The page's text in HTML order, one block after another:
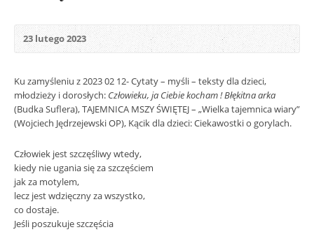
23 lutego 2023
Ku zamyśleniu z 2023 02 12- Cytaty – myśli – teksty dla dzieci,
młodzieży i dorosłych: Człowieku, ja Ciebie kocham ! Błękitna arka
(Budka Suflera), TAJEMNICA MSZY ŚWIĘTEJ – „Wielka tajemnica wiary”
(Wojciech Jędrzejewski OP), Kącik dla dzieci: Ciekawostki o gorylach.
Człowiek jest szczęśliwy wtedy,
kiedy nie ugania się za szczęściem
jak za motylem,
lecz jest wdzięczny za wszystko,
co dostaje.
Jeśli poszukuje szczęścia